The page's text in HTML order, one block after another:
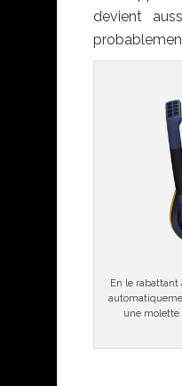
devient
En le rabattant
une molette